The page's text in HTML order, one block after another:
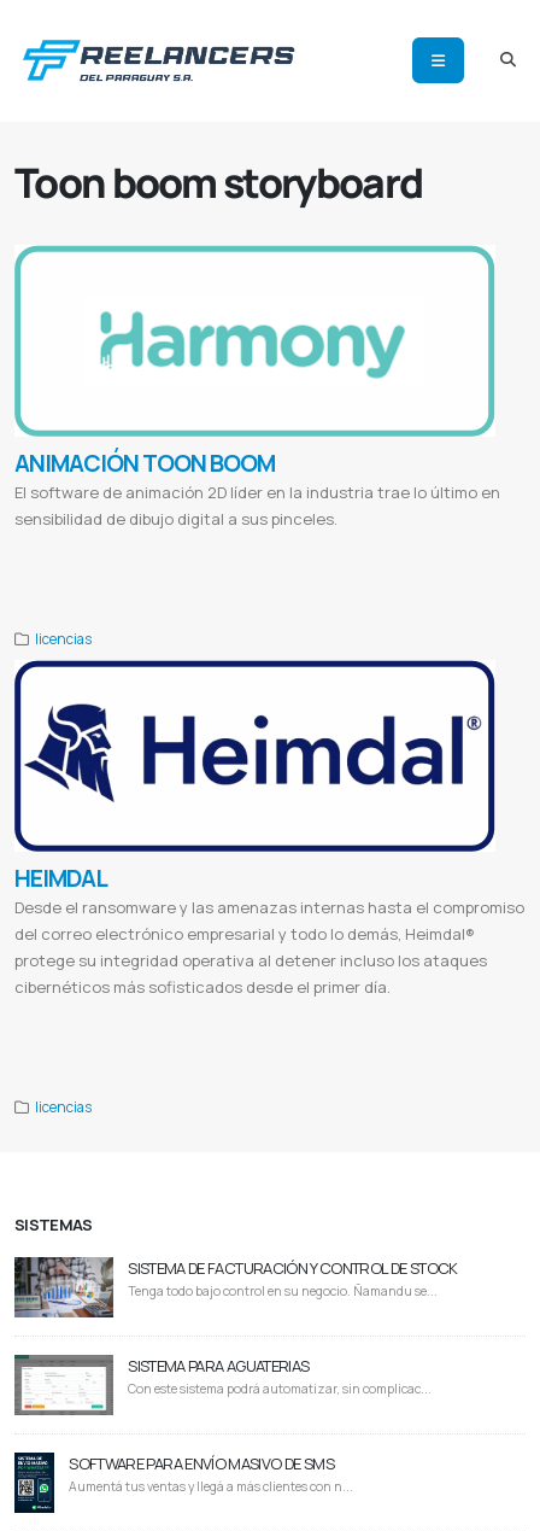
Toon boom storyboard
ANIMACIÓN TOON BOOM
El software de animación 2D líder en la industria trae lo último en
sensibilidad de dibujo digital a sus pinceles.
licencias
HEIMDAL
Desde el ransomware y las amenazas internas hasta el compromiso
del correo electrónico empresarial y todo lo demás, Heimdal®
protege su integridad operativa al detener incluso los ataques
cibernéticos más sofisticados desde el primer día.
licencias
SISTEMAS
SISTEMA DE FACTURACIÓN Y CONTROL DE STOCK
Tenga todo bajo control en su negocio. Ñamandu se...
SISTEMA PARA AGUATERIAS
Con este sistema podrá automatizar, sin complicac...
SOFTWARE PARA ENVÍO MASIVO DE SMS
Aumentá tus ventas y llegá a más clientes con n...